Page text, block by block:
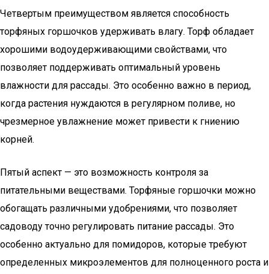
Четвертым преимуществом является способность
торфяных горшочков удерживать влагу. Торф обладает
хорошими водоудерживающими свойствами, что
позволяет поддерживать оптимальный уровень
влажности для рассады. Это особенно важно в период,
когда растения нуждаются в регулярном поливе, но
чрезмерное увлажнение может привести к гниению
корней.
Пятый аспект — это возможность контроля за
питательными веществами. Торфяные горшочки можно
обогащать различными удобрениями, что позволяет
садоводу точно регулировать питание рассады. Это
особенно актуально для помидоров, которые требуют
определенных микроэлементов для полноценного роста и